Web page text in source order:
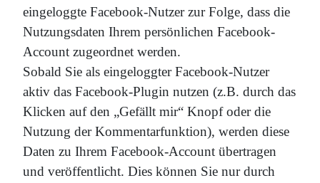
eingeloggte Facebook-Nutzer zur Folge, dass die
Nutzungsdaten Ihrem persönlichen Facebook-
Account zugeordnet werden.
Sobald Sie als eingeloggter Facebook-Nutzer
aktiv das Facebook-Plugin nutzen (z.B. durch das
Klicken auf den „Gefällt mir“ Knopf oder die
Nutzung der Kommentarfunktion), werden diese
Daten zu Ihrem Facebook-Account übertragen
und veröffentlicht. Dies können Sie nur durch